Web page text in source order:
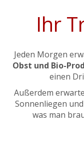
Ihr
Jeden Morgen
Obst und Bio-
einen
Außerdem
Sonnenliegen
was man